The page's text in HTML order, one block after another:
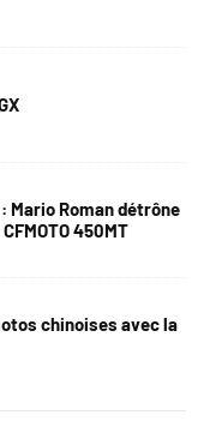
Mario Roman détrône
450MT
chinoises avec la